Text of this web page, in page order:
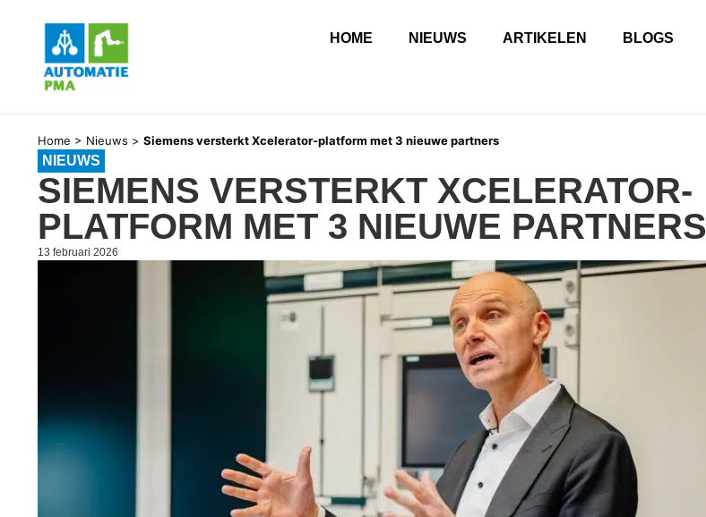
HOME NIEUWS ARTIKELEN BLOGS
Home > Nieuws > Siemens versterkt Xcelerator-platform met 3 nieuwe partners
NIEUWS
SIEMENS VERSTERKT XCELERATOR-
PLATFORM MET 3 NIEUWE PARTNERS
13 februari 2026